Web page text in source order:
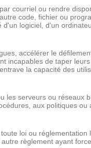
courriel ou rendre
code, fichier ou
logiciel, d'un
accélérer le
incapables de taper
la capacité des
les serveurs ou réseaux
aux politiques
loi ou
règlement ayant